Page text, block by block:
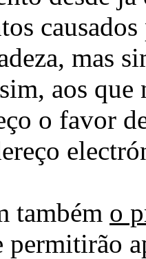
mas
aos
o favor
também o
permitirão